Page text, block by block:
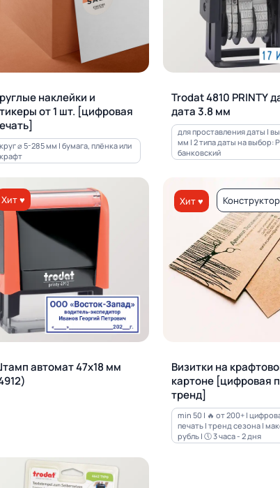
наклейки и
от 1 шт. [цифровая
круг ⌀ 5-285 мм | бумага, плёнка или
крафт
Trodat 4810 PRINTY
дата 3.8 мм
для проставления даты |
мм | 2 типа даты на выбор:
банковский
Хит ♥
автомат 47х18 мм
Хит ♥ Конструктор
Визитки на
картоне [цифровая
тренд]
min 50 | 🔥 от 200+ |
печать | тренд сезона |
рубль | 🕔 3 часа - 2 дня